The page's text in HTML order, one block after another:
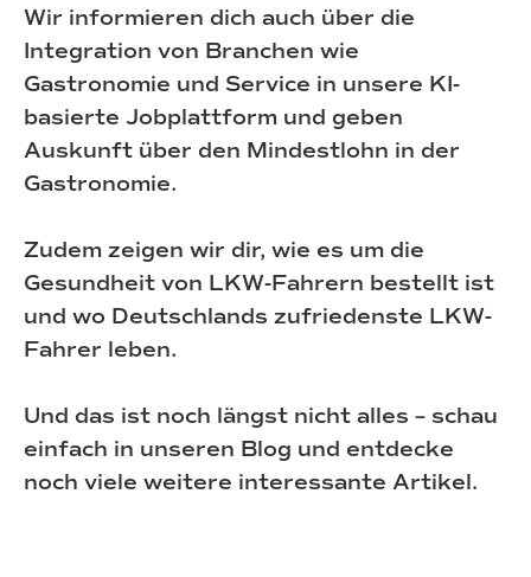
Wir informieren dich auch über die
Integration von Branchen wie
Gastronomie und Service in unsere KI-
basierte Jobplattform und geben
Auskunft über den Mindestlohn in der
Gastronomie.
Zudem zeigen wir dir, wie es um die
Gesundheit von LKW-Fahrern bestellt ist
und wo Deutschlands zufriedenste LKW-
Fahrer leben.
Und das ist noch längst nicht alles – schau
einfach in unseren Blog und entdecke
noch viele weitere interessante Artikel.